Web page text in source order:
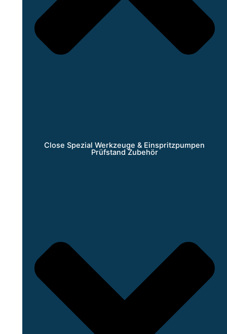
Close Spezial Werkzeuge & Einspritzpumpen
Prüfstand Zubehör